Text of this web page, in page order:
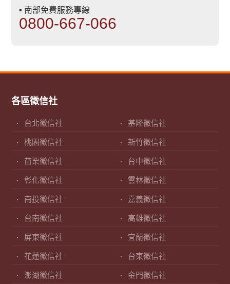
▪ 南部免費服務專線
0800-667-066
各區徵信社
台北徵信社 基隆徵信社
桃園徵信社 新竹徵信社
苗栗徵信社 台中徵信社
彰化徵信社 雲林徵信社
南投徵信社 嘉義徵信社
台南徵信社 高雄徵信社
屏東徵信社 宜蘭徵信社
花蓮徵信社 台東徵信社
澎湖徵信社 金門徵信社